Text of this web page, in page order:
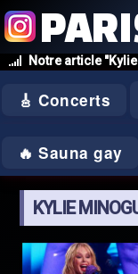
Notre article
🎸 Concerts
🔥 Sauna gay
KYLIE